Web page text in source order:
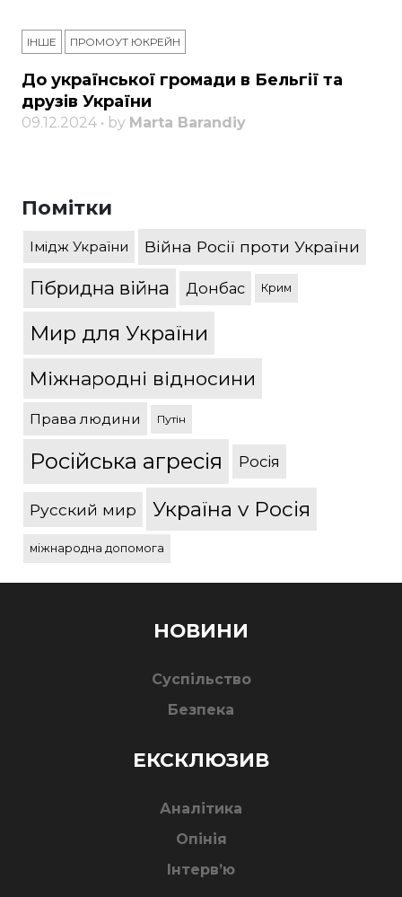
ІНШЕ ПРОМОУТ ЮКРЕЙН
До української громади в Бельгії та
друзів України
09.12.2024 • by Marta Barandiy
Помітки
Імідж України Війна Росії проти України
Гібридна війна Донбас Крим
Мир для України
Міжнародні відносини
Права людини Путін
Російська агресія Росія
Русский мир Україна v Росія
міжнародна допомога
НОВИНИ
Суспільство
Безпека
ЕКСКЛЮЗИВ
Аналітика
Опінія
Інтерв’ю